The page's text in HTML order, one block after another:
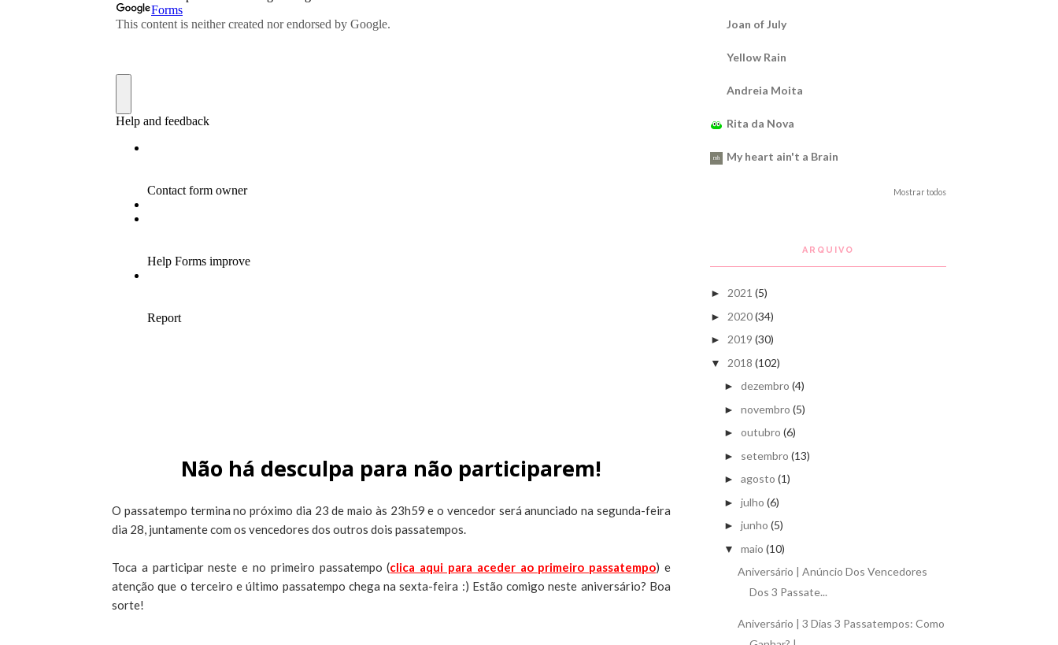
Não há desculpa para não participarem!
O passatempo termina no próximo dia 23 de maio às 23h59 e o vencedor será anunciado na segunda-feira
dia 28, juntamente com os vencedores dos outros dois passatempos.
Toca a participar neste e no primeiro passatempo (clica aqui para aceder ao primeiro passatempo) e
atenção que o terceiro e último passatempo chega na sexta-feira :) Estão comigo neste aniversário? Boa
sorte!
Joan of July
Yellow Rain
Andreia Moita
Rita da Nova
My heart ain't a Brain
Mostrar todos
ARQUIVO
► 2021 (5)
► 2020(34)
► 2019 (30)
▼ 2018 (102)
► dezembro (4)
► novembro (5)
► outubro (6)
► setembro (13)
► agosto (1)
► julho (6)
► junho (5)
▼ maio (10)
Aniversário | Anúncio Dos Vencedores
Dos 3 Passate...
Aniversário | 3 Dias 3 Passatempos: Como